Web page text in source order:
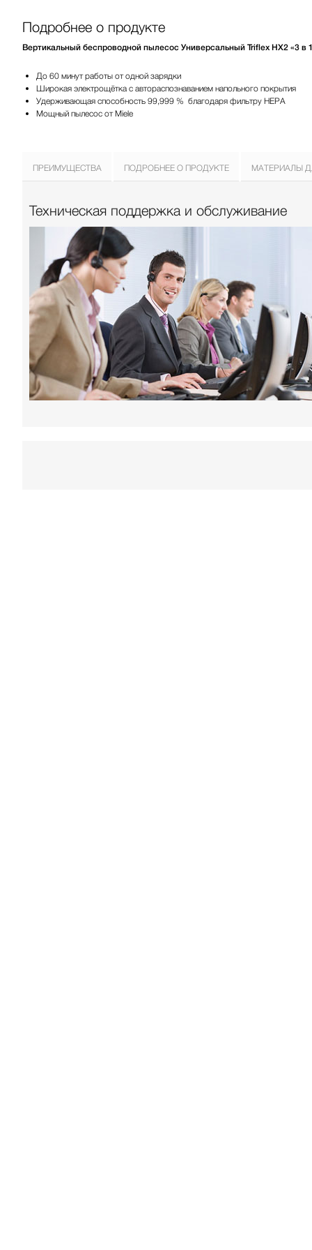
Подробнее о продукте
Вертикальный беспроводной пылесос Универсальный Triflex HX2 «3 в
До 60 минут работы от одной зарядки
Широкая электрощётка с автораспознаванием напольного покрытия
Удерживающая способность 99,999 % благодаря фильтру HEPA
Мощный пылесос от Miele
ПРЕИМУЩЕСТВА ПОДРОБНЕЕ О ПРОДУКТЕ МАТЕРИАЛЫ
Техническая поддержка и обслуживание